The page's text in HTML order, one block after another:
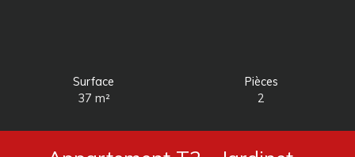
Surface
37 m²
Pièces
2